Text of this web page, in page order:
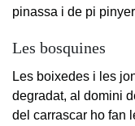
pinassa i de pi
Les bosquines
Les boixedes i les
degradat, al domini
del carrascar ho fan